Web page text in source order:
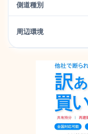
側道種別
周辺環境